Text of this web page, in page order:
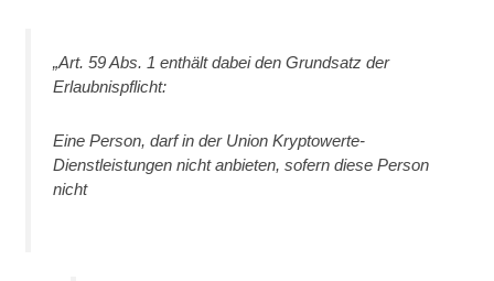
„Art. 59 Abs. 1 enthält dabei den Grundsatz der
Erlaubnispflicht:
Eine Person, darf in der Union Kryptowerte-
Dienstleistungen nicht anbieten, sofern diese Person
nicht